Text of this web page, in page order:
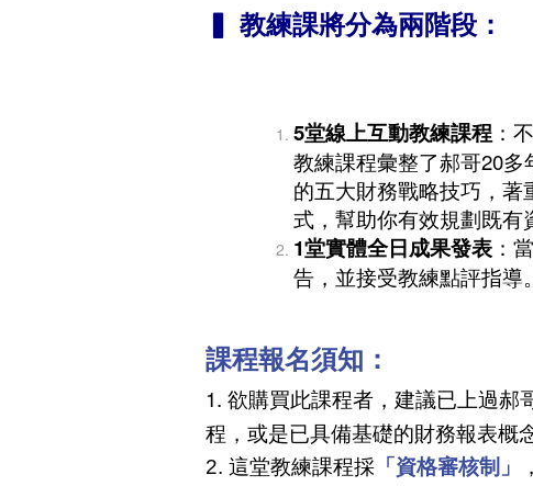
▍ 教練課將分為兩階段：
5堂線上互動教練課程 ：
教練課程彙整了郝哥20
的五大財務戰略技巧，
式，幫助你有效規劃既有
1堂實體全日成果發表 ：
告，並接受教練點評指導。
課程報名須知：
1. 欲購買此課程者，建議已上過郝
程，或是已具備基礎的財務報表概念
2. 這堂教練課程採 「資格審核制」